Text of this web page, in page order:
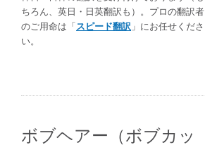
ちろん、英日・日英翻訳も）。プロの翻訳者
のご用命は「 スピード翻訳 」にお任せくださ
い。
ボブヘアー（ボブカッ